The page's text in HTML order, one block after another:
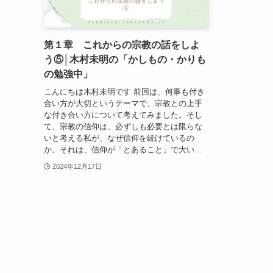
第１章 これからの宗教の話をしよ
う⑤│木村未明の「かしもの・かりも
の勉強中」
こんにちは木村未明です 前回は、何事も付き
合い方が大切というテーマで、宗教との上手
な付き合い方について考えてみました。そし
て、宗教の信仰は、必ずしも必要とは限らな
いと考える私が、なぜ信仰を続けているの
か。それは、信仰が「とあること」で大い...
2024年12月17日